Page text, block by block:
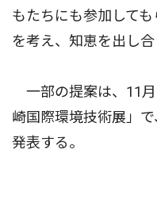
もたちにも参加して
を考え、知恵を出し合
一部の提案は、11月
崎国際環境技術展」
発表する。